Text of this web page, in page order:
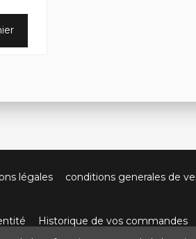
légales conditions generales de
Historique de vos commandes